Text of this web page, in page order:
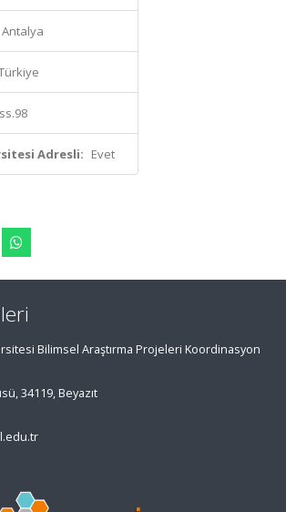
Antalya
ss.98
Adresli: Evet
Bilimsel Araştırma Projeleri Koordinasyon
34119, Beyazıt